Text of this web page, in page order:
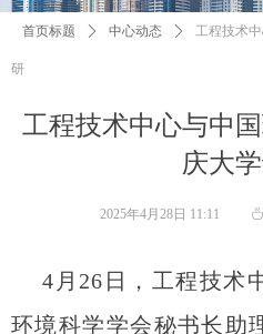
工程技术中心与中
庆大
首页标题 ꄲ 中心动态 ꄲ 工程技术
研
4月26日，工程技术
环境科学学会秘书长助
2025年4月28日 11:11